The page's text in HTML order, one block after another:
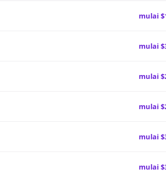
mulai
mulai
mulai
mulai
mulai
mulai